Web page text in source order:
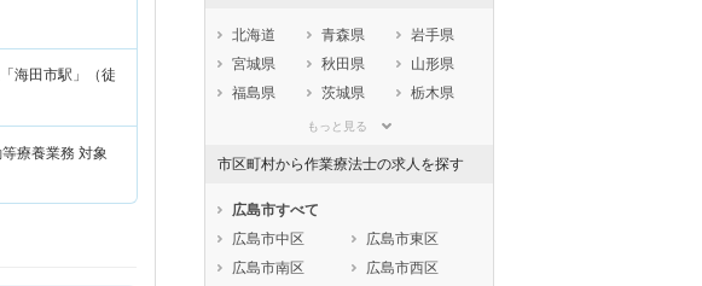
海田市駅」（徒
療養業務 対象
北海道 青森県
岩手県
宮城県
秋田県
山形県
福島県
茨城県
栃木県
埼玉県
石川県
静岡県
愛知県
三重県
滋賀県
京都府
大阪府
もっと見る
市区町村から作業療法士の求人を探す
広島市すべて
広島市中区
広島市東区
広島市南区
広島市西区